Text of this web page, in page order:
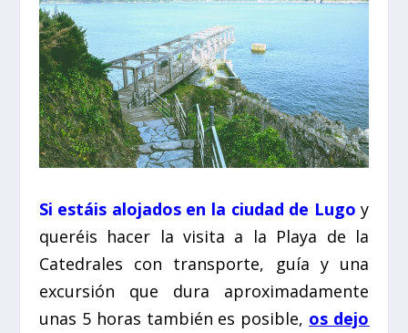
Si estáis alojados en la ciudad de Lugo y
queréis hacer la visita a la Playa de la
Catedrales con transporte, guía y una
excursión que dura aproximadamente
unas 5 horas también es posible, os dejo